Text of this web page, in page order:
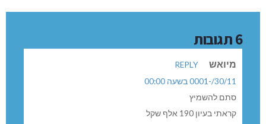
6 תגובות
מיואש
REPLY
30/11/-0001 בשעה 00:00
סתם להשמיץ
קראתי בעיון 190 אלף שקל